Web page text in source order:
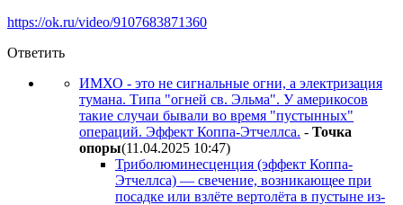
https://ok.ru/video/9107683871360
Ответить
ИМХО - это не сигнальные огни, а электризация
тумана. Типа "огней св. Эльма". У америкосов
такие случаи бывали во время "пустынных"
операций. Эффект Коппа-Этчеллса. - Toчкa
oпopы(11.04.2025 10:47)
Триболюминесценция (эффект Коппа-
Этчеллса) — свечение, возникающее при
посадке или взлёте вертолёта в пустыне из-